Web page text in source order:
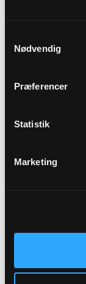
Nødvendig
Præferencer
Statistik
Marketing